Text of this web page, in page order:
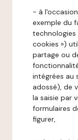
- à
exemple du
technologies
cookies »)
partage ou
intégrées au
adossé), de
la saisie par
formulaires
figurer,